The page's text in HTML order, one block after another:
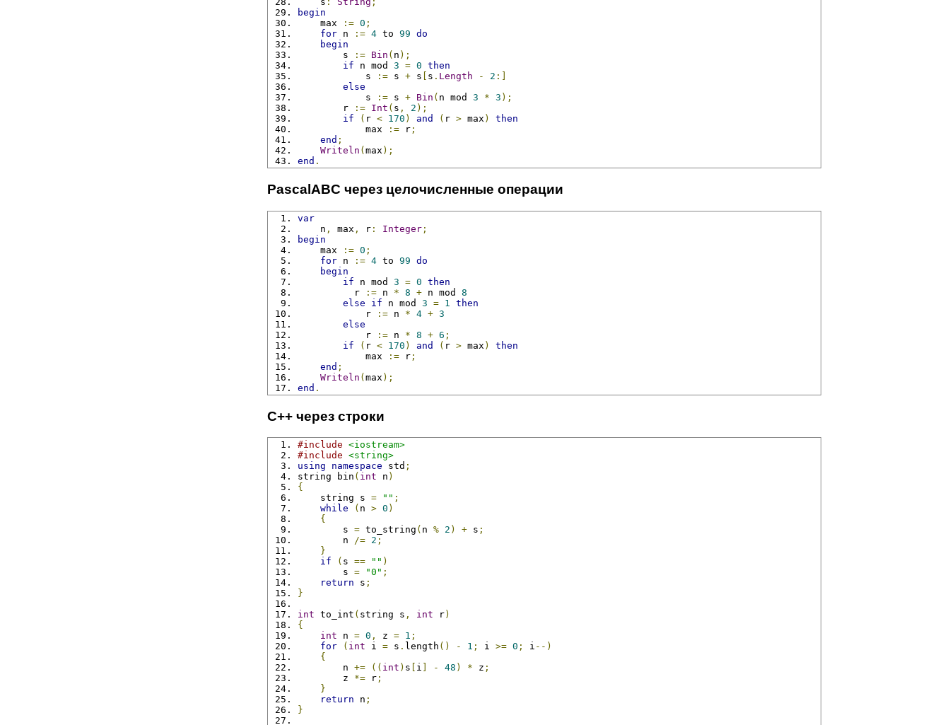
begin
    max
:= 0 ;
for n := 4 to 99 do
begin
        s
:= Bin ( n );
if n mod 3 = 0 then
            s
:= s + s s . Length - 2 :]
else
            s
:= s + Bin ( n mod 3 * 3 );
        r
:= Int ( s , 2 );
if
( r < 170 ) and ( r > max )
then
            max
:= r ;
end ;
Writeln ( max );
end .
PascalABC через целочисленные операции
var
    n
, max , r : Integer ;
begin
    max
:= 0 ;
for n := 4 to 99 do
begin
if n mod 3 = 0 then
          r
:= n * 8 + n mod 8
else
if n mod 3 = 1
then
            r
:= n * 4 + 3
else
            r
:= n * 8 + 6 ;
if
( r < 170 ) and ( r > max )
then
            max
:= r ;
end ;
Writeln ( max );
end .
C++ через строки
#include <iostream>
#include <string>
using
namespace std ;
string bin ( int n )
{
    string s
= "" ;
while
( n > 0 )
{
        s
= to_string ( n % 2 ) + s ;
        n
/= 2 ;
}
if
( s == "" )
        s
= "0" ;
return s ;
}
int to_int ( string s , int r)
{
int n = 0 , z = 1 ;
for
( int i = s . length () - 1 ; i >= 0 ; i --)
{
        n
+= (( int ) s i - 48 ) * z ;
        z
*= r ;
}
return n ;
}